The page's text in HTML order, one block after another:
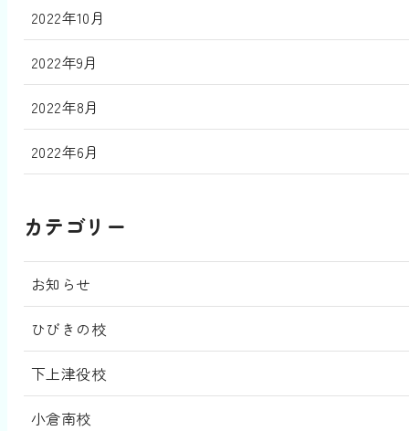
2022年10月
2022年9月
2022年8月
2022年6月
カテゴリー
お知らせ
ひびきの校
下上津役校
小倉南校